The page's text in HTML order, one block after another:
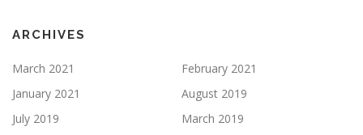
ARCHIVES
March 2021
February 2021
January 2021
August 2019
July 2019
March 2019